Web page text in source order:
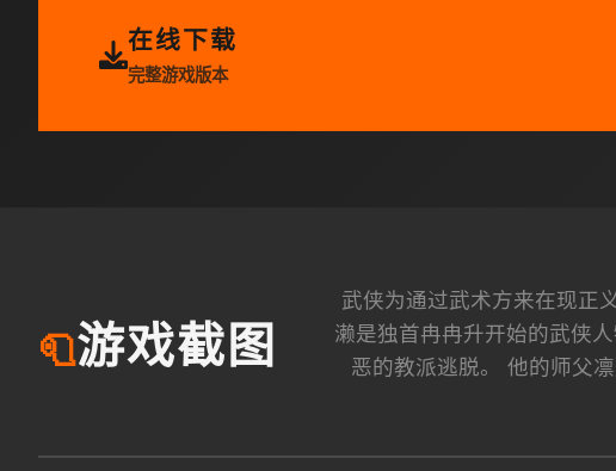
在线下载
完整游戏版本
🧻游戏截图
武侠为通过武术方来在现正
濑是独首冉冉升开始的武侠
恶的教派逃脱。 他的师父